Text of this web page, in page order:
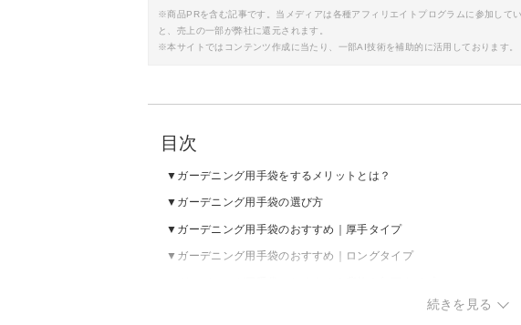
※商品PRを含む記事です。当メディアは各種アフィリエイトプログラムに参加して
と、売上の一部が弊社に還元されます。
※本サイトではコンテンツ作成に当たり、一部AI技術を補助的に活用しております。
目次
ガーデニング用手袋をするメリットとは？
ガーデニング用手袋の選び方
ガーデニング用手袋のおすすめ｜厚手タイプ
ガーデニング用手袋のおすすめ｜ロングタイプ
ガーデニング用手袋の売れ筋ランキングをチェック続きを見る